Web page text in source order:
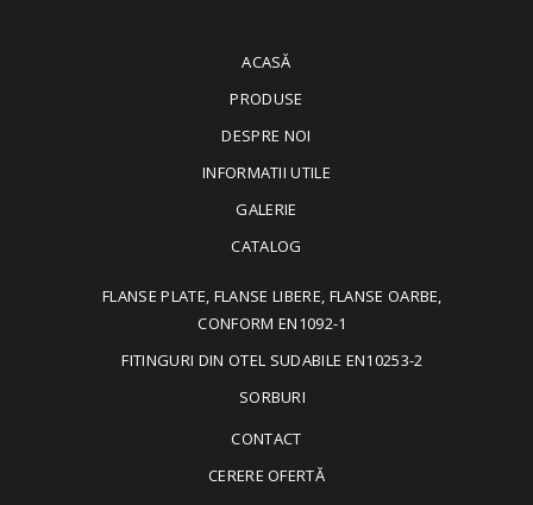
ACASĂ
PRODUSE
DESPRE NOI
INFORMATII UTILE
GALERIE
CATALOG
FLANSE PLATE, FLANSE LIBERE, FLANSE OARBE,
CONFORM EN1092-1
FITINGURI DIN OTEL SUDABILE EN10253-2
SORBURI
CONTACT
CERERE OFERTĂ